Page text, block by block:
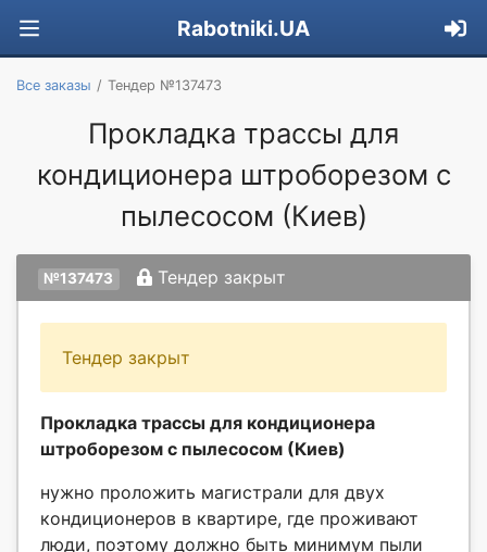
Rabotniki.UA
Все заказы Тендер №137473
Прокладка трассы для
кондиционера штроборезом с
пылесосом (Киев)
№137473 Тендер закрыт
Тендер закрыт
Прокладка трассы для кондиционера
штроборезом с пылесосом (Киев)
нужно проложить магистрали для двух
кондиционеров в квартире, где проживают
люди, поэтому должно быть минимум пыли